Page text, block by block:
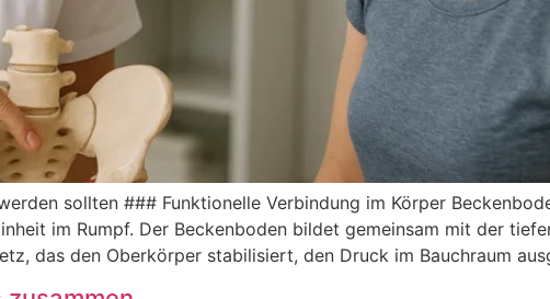
sol︇lten #‬#‬#‬ Fun︇ktionelle Ver︇bindung im Kör︇per
im Rum︇pf. Der︇ Bec︇kenboden bil︇det gem︇einsam mit︇ der︇
das︇ den︇ Obe︇rkörper sta︇bilisiert, den︇ Dru︇ck im Bau︇chraum